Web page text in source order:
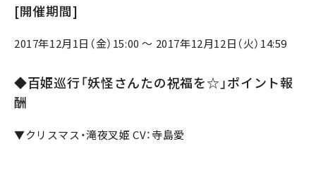
[開催期間]
2017年12月1日（金）15:00 ～ 2017年12月12日（火）14:59
◆百姫巡行「妖怪さんたの祝福を☆」ポイント報
酬
▼クリスマス・滝夜叉姫 CV：寺島愛